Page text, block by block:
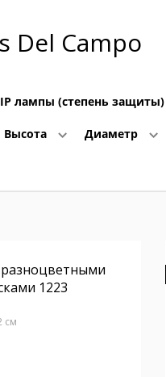
Del Campo
IP лампы (степень защиты)
Высота Диаметр
1223
см